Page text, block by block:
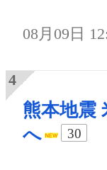
08月09日
熊本地震
へ
30